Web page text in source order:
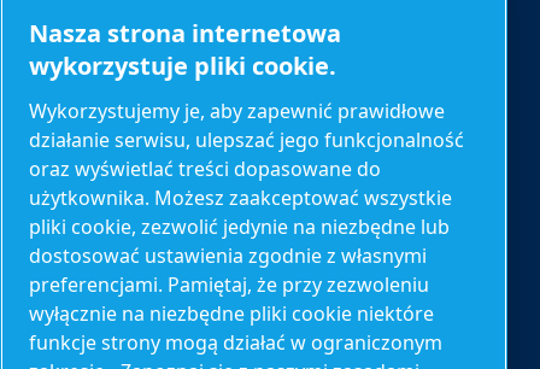
Skontaktuj się z nami
Zapytanie o produkt
Kontakt z serwisem
Zapytanie ogólne
Inne informacje
Blog
Kalkulatory
O nas
Nasza strona internetowa
wykorzystuje pliki cookie.
Wykorzystujemy je, aby zapewnić prawidłowe
działanie serwisu, ulepszać jego funkcjonalność
oraz wyświetlać treści dopasowane do
użytkownika. Możesz zaakceptować wszystkie
pliki cookie, zezwolić jedynie na niezbędne lub
dostosować ustawienia zgodnie z własnymi
preferencjami. Pamiętaj, że przy zezwoleniu
wyłącznie na niezbędne pliki cookie niektóre
funkcje strony mogą działać w ograniczonym